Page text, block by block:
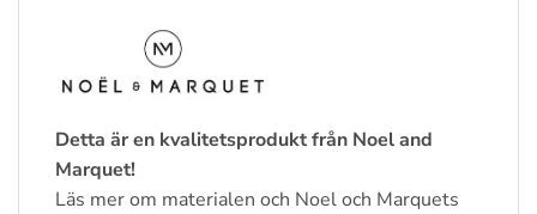
Detta är en kvalitetsprodukt från Noel and
Marquet!
Läs mer om materialen och Noel och Marquets